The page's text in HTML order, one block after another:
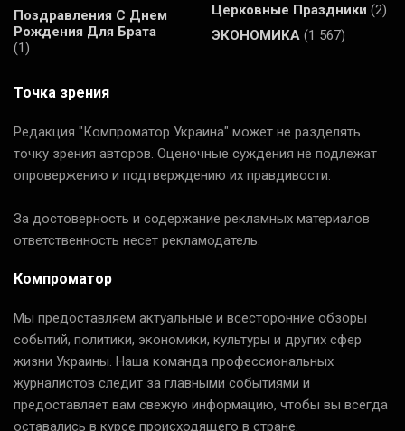
Поздравления С Днем
Рождения Для Брата
(1)
Церковные Праздники (2)
ЭКОНОМИКА (1 567)
Точка зрения
Редакция "Компроматор Украина" может не разделять
точку зрения авторов. Оценочные суждения не подлежат
опровержению и подтверждению их правдивости.
За достоверность и содержание рекламных материалов
ответственность несет рекламодатель.
Компроматор
Мы предоставляем актуальные и всесторонние обзоры
событий, политики, экономики, культуры и других сфер
жизни Украины. Наша команда профессиональных
журналистов следит за главными событиями и
предоставляет вам свежую информацию, чтобы вы всегда
оставались в курсе происходящего в стране.